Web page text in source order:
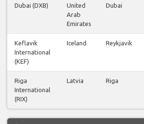
Dubai (DXB)
United
Arab
Emirates
Dubai
Keflavik
International
(KEF)
Iceland Reykjavik
Riga
International
(RIX)
Latvia Riga